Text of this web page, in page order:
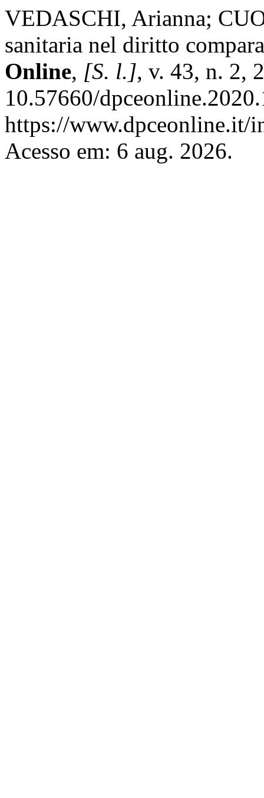
VEDASCHI, Arianna;
sanitaria nel diritto
Online, [S. l.], v. 43, n. 2,
10.57660/
https://www.dpceonline.it/
Acesso em: 6 aug. 2026.